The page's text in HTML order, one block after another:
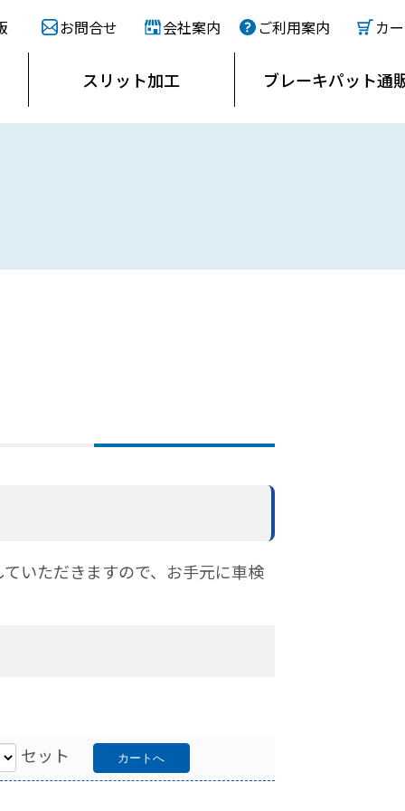
お問合せ 会社案内 ご利用案内 カ
スリット加工 ブレーキパット通
いただきますので、お手元に車検
セット